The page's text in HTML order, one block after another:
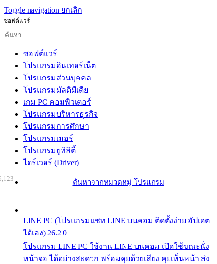
Toggle navigation ยกเลิก
ซอฟต์แวร์
ซอฟต์แวร์
โปรแกรมอินเทอร์เน็ต
โปรแกรมส่วนบุคคล
โปรแกรมมัลติมีเดีย
เกม PC คอมพิวเตอร์
โปรแกรมบริหารธุรกิจ
โปรแกรมการศึกษา
โปรแกรมเมอร์
โปรแกรมยูทิลิตี้
ไดร์เวอร์ (Driver)
ค้นหาจากหมวดหมู่ โปรแกรม
LINE PC (โปรแกรมแชท LINE บนคอม ติดตั้งง่าย อัปเดต
ได้เอง) 26.2.0
โปรแกรม LINE PC ใช้งาน LINE บนคอม เปิดใช้ขณะนั่ง
หน้าจอ ได้อย่างสะดวก พร้อมคุยด้วยเสียง คุยเห็นหน้า ส่ง